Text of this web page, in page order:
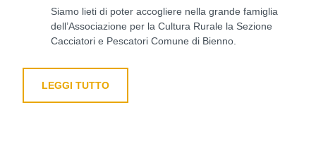
Siamo lieti di poter accogliere nella grande famiglia
dell’Associazione per la Cultura Rurale la Sezione
Cacciatori e Pescatori Comune di Bienno.
LEGGI TUTTO